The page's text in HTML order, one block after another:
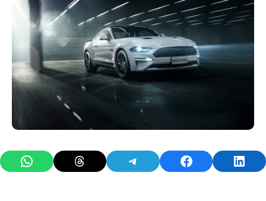
Share on WhatsAppShare on ThreadsShare on TelegramShare on Facebook